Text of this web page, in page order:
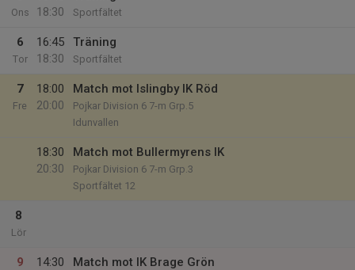
Ons
18:30
Sportfältet
6
Tor
16:45
18:30
Träning
Sportfältet
7
Fre
18:00
20:00
Match mot Islingby IK Röd
Pojkar Division 6 7-m Grp.5
Idunvallen
18:30
20:30
Match mot Bullermyrens IK
Pojkar Division 6 7-m Grp.3
Sportfältet 12
8
Lör
9
14:30
Match mot IK Brage Grön